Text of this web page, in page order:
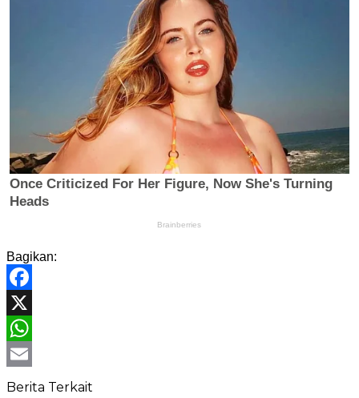
Bagikan:
Facebook
X
WhatsApp
Email
Berita Terkait